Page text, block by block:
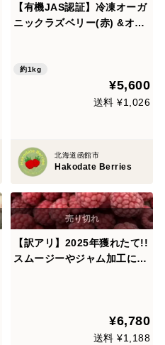
【有機JAS認証】冷凍オーガ
ニックラズベリー(赤) &オー
約1kg
¥5,600
送料 ¥1,026
北海道函館市
Hakodate Berries
【訳アリ】2025年獲れたて!!
スムージーやジャム加工に！
¥6,780
送料 ¥1,188